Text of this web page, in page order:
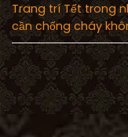
Trang trí Tết trong
cần chống cháy